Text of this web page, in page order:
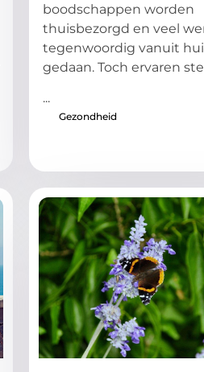
boodschappen worden
thuisbezorgd en veel
tegenwoordig vanuit
gedaan. Toch ervaren
...
Gezondheid